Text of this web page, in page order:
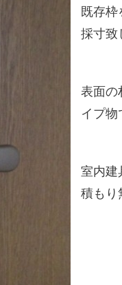
既存枠
採寸致
表面の
イプ物
室内建
積もり